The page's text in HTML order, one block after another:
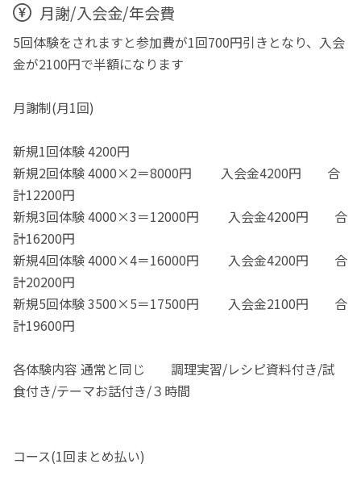
月謝/入会金/年会費
5回体験をされますと参加費が1回700円引きとなり、入会
金が2100円で半額になります
月謝制(月1回)
新規1回体験 4200円
新規2回体験 4000×2＝8000円 入会金4200円 合
計12200円
新規3回体験 4000×3＝12000円 入会金4200円 合
計16200円
新規4回体験 4000×4＝16000円 入会金4200円 合
計20200円
新規5回体験 3500×5＝17500円 入会金2100円 合
計19600円
各体験内容 通常と同じ 調理実習/レシピ資料付き/試
食付き/テーマお話付き/３時間
コース(1回まとめ払い)